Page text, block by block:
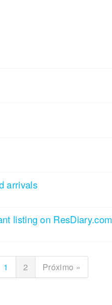
arrivals
listing on ResDiary.com
1 2 Próximo »